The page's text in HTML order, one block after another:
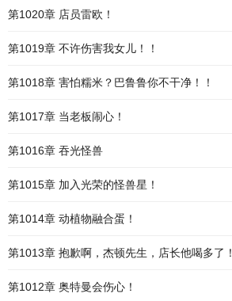
第1020章 店员雷欧！
第1019章 不许伤害我女儿！！
第1018章 害怕糯米？巴鲁鲁你不干净！！
第1017章 当老板闹心！
第1016章 吞光怪兽
第1015章 加入光荣的怪兽星！
第1014章 动植物融合蛋！
第1013章 抱歉啊，杰顿先生，店长他喝多了！
第1012章 奥特曼会伤心！